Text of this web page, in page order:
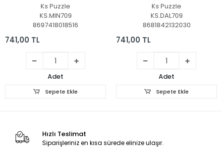
Ks Puzzle
KS.MIN709
8697418018516
741,00 TL
Adet
Sepete Ekle
Ks Puzzle
KS.DAL709
8681842132030
741,00 TL
Adet
Sepete Ekle
Hızlı Teslimat
Siparişleriniz en kısa sürede elinize ulaşır.